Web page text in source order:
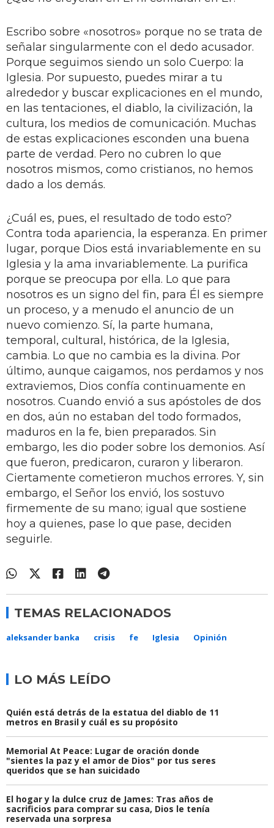
Escribo sobre «nosotros» porque no se trata de
señalar singularmente con el dedo acusador.
Porque seguimos siendo un solo Cuerpo: la
Iglesia. Por supuesto, puedes mirar a tu
alrededor y buscar explicaciones en el mundo,
en las tentaciones, el diablo, la civilización, la
cultura, los medios de comunicación. Muchas
de estas explicaciones esconden una buena
parte de verdad. Pero no cubren lo que
nosotros mismos, como cristianos, no hemos
dado a los demás.
¿Cuál es, pues, el resultado de todo esto?
Contra toda apariencia, la esperanza. En primer
lugar, porque Dios está invariablemente en su
Iglesia y la ama invariablemente. La purifica
porque se preocupa por ella. Lo que para
nosotros es un signo del fin, para Él es siempre
un proceso, y a menudo el anuncio de un
nuevo comienzo. Sí, la parte humana,
temporal, cultural, histórica, de la Iglesia,
cambia. Lo que no cambia es la divina. Por
último, aunque caigamos, nos perdamos y nos
extraviemos, Dios confía continuamente en
nosotros. Cuando envió a sus apóstoles de dos
en dos, aún no estaban del todo formados,
maduros en la fe, bien preparados. Sin
embargo, les dio poder sobre los demonios. Así
que fueron, predicaron, curaron y liberaron.
Ciertamente cometieron muchos errores. Y, sin
embargo, el Señor los envió, los sostuvo
firmemente de su mano; igual que sostiene
hoy a quienes, pase lo que pase, deciden
seguirle.
TEMAS RELACIONADOS
aleksander banka crisis fe Iglesia Opinión
LO MÁS LEÍDO
Quién está detrás de la estatua del diablo de 11
metros en Brasil y cuál es su propósito
Memorial At Peace: Lugar de oración donde
"sientes la paz y el amor de Dios" por tus seres
queridos que se han suicidado
El hogar y la dulce cruz de James: Tras años de
sacrificios para comprar su casa, Dios le tenía
reservada una sorpresa